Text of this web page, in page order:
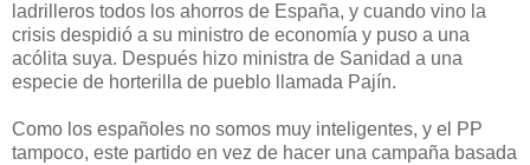
ladrilleros todos los ahorros de España, y cuando vino la
crisis despidió a su ministro de economía y puso a una
acólita suya. Después hizo ministra de Sanidad a una
especie de horterilla de pueblo llamada Pajín.
Como los españoles no somos muy inteligentes, y el PP
tampoco, este partido en vez de hacer una campaña basada